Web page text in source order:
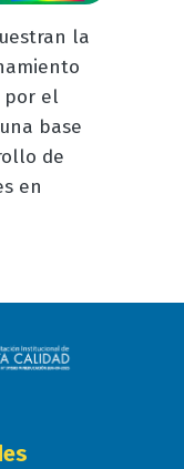
la
por el
base
de
en